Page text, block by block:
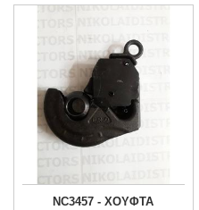
NC3457 - ΧΟΥΦΤΑ